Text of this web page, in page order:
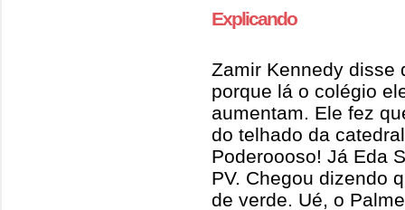
Explicando
Zamir Kennedy disse
porque lá o colégio
aumentam. Ele fez
do telhado da
Poderoooso! Já Eda
PV. Chegou dizendo
de verde. Ué, o